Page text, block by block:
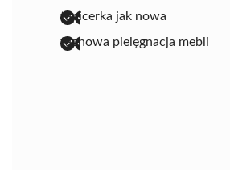
tapicerka jak nowa
fachowa pielęgnacja mebli